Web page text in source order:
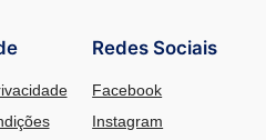
Redes Sociais
Facebook
Instagram